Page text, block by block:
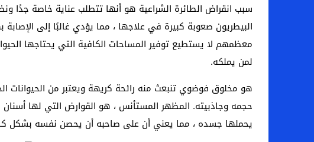
سبب انقراض الطائرة الشراعية هو أنها تتطلب عناية خاصة جدًا
البيطريون صعوبة كبيرة في علاجها ، مما يؤدي غالبًا إلى
معظمهم لا يستطيع توفير المساحات الكافية التي يحتاجها
لمن يملكه.
هو مخلوق فوضوي تنبعث منه رائحة كريهة ويعتبر من الحيوانات
حجمه وجاذبيته. المظهر المستأنس ، هو القوارض التي لها
يحملها جسده ، مما يعني أن على صاحبه أن يحصن نفسه بشكل